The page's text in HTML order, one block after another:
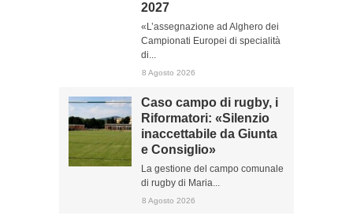
2027
«L’assegnazione ad Alghero dei
Campionati Europei di specialità
di...
8 Agosto 2026
Caso campo di rugby, i
Riformatori: «Silenzio
inaccettabile da Giunta
e Consiglio»
La gestione del campo comunale
di rugby di Maria...
8 Agosto 2026